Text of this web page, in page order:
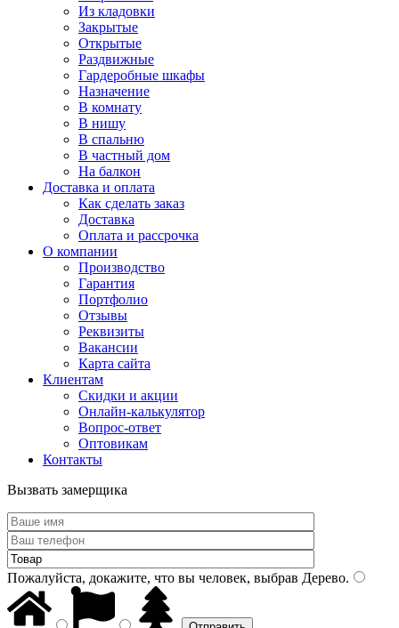
Из кладовки
Закрытые
Открытые
Раздвижные
Гардеробные шкафы
Назначение
В комнату
В нишу
В спальню
В частный дом
На балкон
Доставка и оплата
Как сделать заказ
Доставка
Оплата и рассрочка
О компании
Производство
Гарантия
Портфолио
Отзывы
Реквизиты
Вакансии
Карта сайта
Клиентам
Скидки и акции
Онлайн-калькулятор
Вопрос-ответ
Оптовикам
Контакты
Вызвать замерщика
Пожалуйста, докажите, что вы человек, выбрав Дерево.